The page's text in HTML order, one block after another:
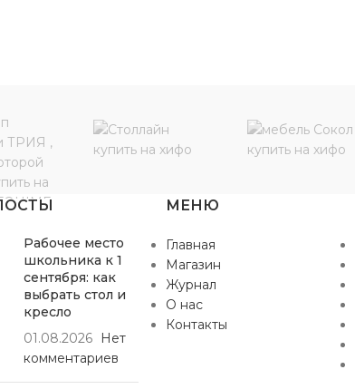
Рабочее место
школьника к 1
сентября: как
выбрать стол и
кресло
01.08.2026
Нет
комментариев
МЕНЮ
Главная
Магазин
Журнал
О нас
Контакты